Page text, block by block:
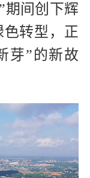
期间创下辉
转型，正
芽”的新故